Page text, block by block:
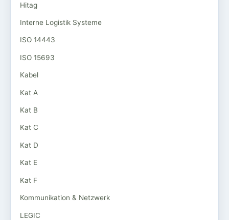
Hitag
Interne Logistik Systeme
ISO 14443
ISO 15693
Kabel
Kat A
Kat B
Kat C
Kat D
Kat E
Kat F
Kommunikation & Netzwerk
LEGIC